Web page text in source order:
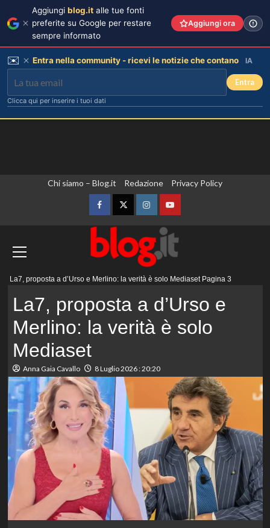
Chi siamo – Blog.it Redazione Privacy Policy
FacebookTwitterInstagramYouTube
La7, proposta a d’Urso e Merlino: la verità è solo Mediaset Pagina 3
La7, proposta a d’Urso e
Merlino: la verità è solo
Mediaset
Anna Gaia Cavallo 8 Luglio 2026 : 20:20
Aggiungi blog.it alle tue fonti
preferite su Google per restare
sempre informato
Aggiungi ora
✉️ Entra nella community - ricevi le notizie che contano IA
Entra
Clicca qui per inserire i tuoi dati